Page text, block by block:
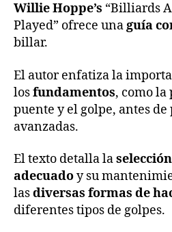
Willie Hoppe’s “Billiards
Played” ofrece unaguía
billar.
El autor enfatiza la
losfundamentos, como la
puente y el golpe, antes de
avanzadas.
El texto detalla la
adecuadoy su
lasdiversas formas de
diferentes tipos de golpes.